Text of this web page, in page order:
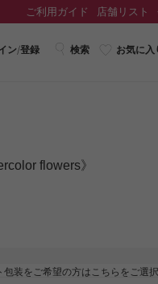
ご利用ガイド 店舗リスト
ン/登録 検索 お気に入
flowers》
装をご希望の方はこちらをご選択